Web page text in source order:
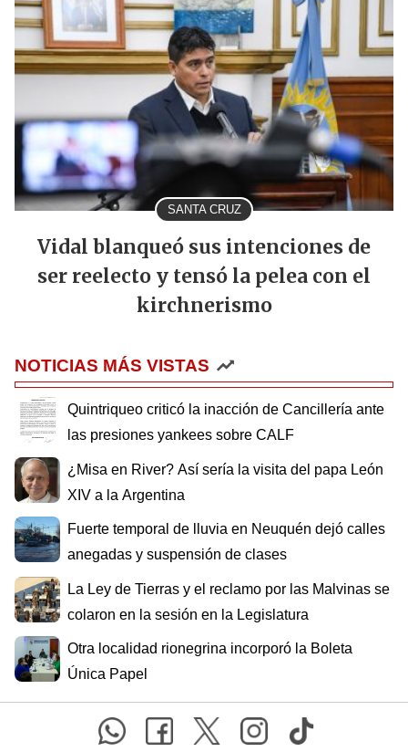
SANTA CRUZ
Vidal blanqueó sus intenciones de
ser reelecto y tensó la pelea con el
kirchnerismo
NOTICIAS MÁS VISTAS
Quintriqueo criticó la inacción de Cancillería ante
las presiones yankees sobre CALF
¿Misa en River? Así sería la visita del papa León
XIV a la Argentina
Fuerte temporal de lluvia en Neuquén dejó calles
anegadas y suspensión de clases
La Ley de Tierras y el reclamo por las Malvinas se
colaron en la sesión en la Legislatura
Otra localidad rionegrina incorporó la Boleta
Única Papel